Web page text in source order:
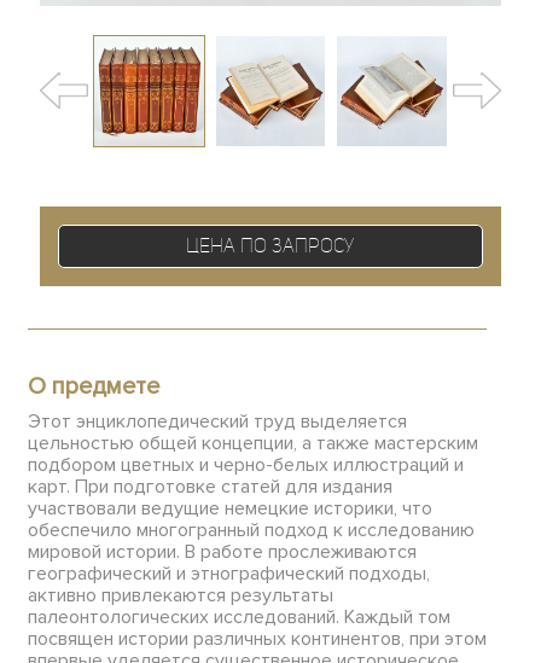
Цена по запросу
О предмете
Этот энциклопедический труд выделяется
цельностью общей концепции, а также мастерским
подбором цветных и черно-белых иллюстраций и
карт. При подготовке статей для издания
участвовали ведущие немецкие историки, что
обеспечило многогранный подход к исследованию
мировой истории. В работе прослеживаются
географический и этнографический подходы,
активно привлекаются результаты
палеонтологических исследований. Каждый том
посвящен истории различных континентов, при этом